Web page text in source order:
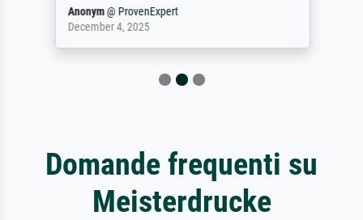
Anonym@ ProvenExpert
December 4, 2025
Domande frequenti su
Meisterdrucke